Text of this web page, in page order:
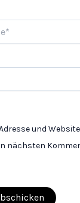
und
nächsten